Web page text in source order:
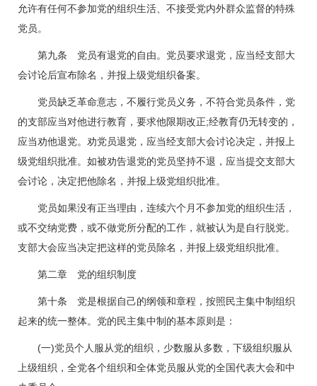
允许有任何不参加党的组织生活、不接受党内外群众监督的特殊
党员。
第九条 党员有退党的自由。党员要求退党，应当经支部大
会讨论后宣布除名，并报上级党组织备案。
党员缺乏革命意志，不履行党员义务，不符合党员条件，党
的支部应当对他进行教育，要求他限期改正;经教育仍无转变的，
应当劝他退党。劝党员退党，应当经支部大会讨论决定，并报上
级党组织批准。如被劝告退党的党员坚持不退，应当提交支部大
会讨论，决定把他除名，并报上级党组织批准。
党员如果没有正当理由，连续六个月不参加党的组织生活，
或不交纳党费，或不做党所分配的工作，就被认为是自行脱党。
支部大会应当决定把这样的党员除名，并报上级党组织批准。
第二章 党的组织制度
第十条 党是根据自己的纲领和章程，按照民主集中制组织
起来的统一整体。党的民主集中制的基本原则是：
(一)党员个人服从党的组织，少数服从多数，下级组织服从
上级组织，全党各个组织和全体党员服从党的全国代表大会和中